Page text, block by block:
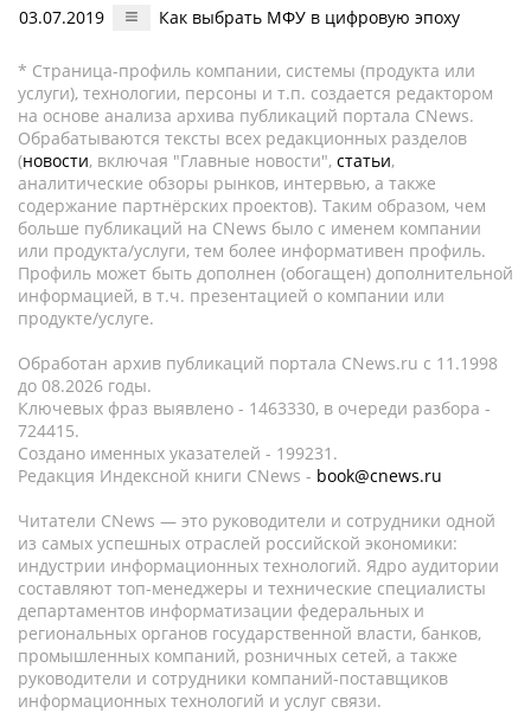
03.07.2019
Как выбрать МФУ в цифровую эпоху
* Страница-профиль компании, системы (продукта или
услуги), технологии, персоны и т.п. создается редактором
на основе анализа архива публикаций портала CNews.
Обрабатываются тексты всех редакционных разделов
(новости, включая "Главные новости", статьи,
аналитические обзоры рынков, интервью, а также
содержание партнёрских проектов). Таким образом, чем
больше публикаций на CNews было с именем компании
или продукта/услуги, тем более информативен профиль.
Профиль может быть дополнен (обогащен) дополнительной
информацией, в т.ч. презентацией о компании или
продукте/услуге.
Обработан архив публикаций портала CNews.ru c 11.1998
до 08.2026 годы.
Ключевых фраз выявлено - 1463330, в очереди разбора -
724415.
Создано именных указателей - 199231.
Редакция Индексной книги CNews - book@cnews.ru
Читатели CNews — это руководители и сотрудники одной
из самых успешных отраслей российской экономики:
индустрии информационных технологий. Ядро аудитории
составляют топ-менеджеры и технические специалисты
департаментов информатизации федеральных и
региональных органов государственной власти, банков,
промышленных компаний, розничных сетей, а также
руководители и сотрудники компаний-поставщиков
информационных технологий и услуг связи.